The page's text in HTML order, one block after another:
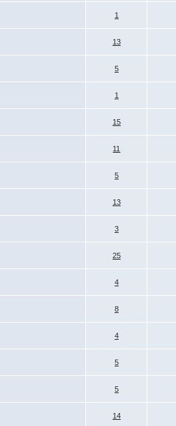
1
13
5
1
15
11
5
13
3
25
4
8
4
5
5
14